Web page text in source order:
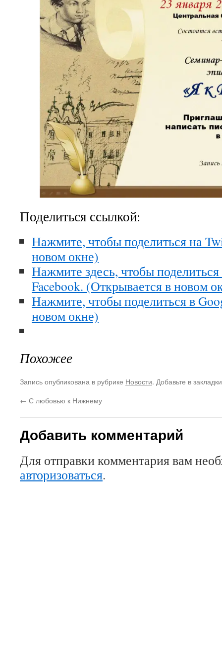
Поделиться ссылкой:
Нажмите, чтобы поделиться на
новом окне)
Нажмите здесь, чтобы
Facebook. (Открывается в новом
Нажмите, чтобы поделиться в
новом окне)
Похожее
Запись опубликована в рубрике Новости. Добавьте в
← С любовью к Нижнему
Добавить комментарий
Для отправки комментария вам
авторизоваться.